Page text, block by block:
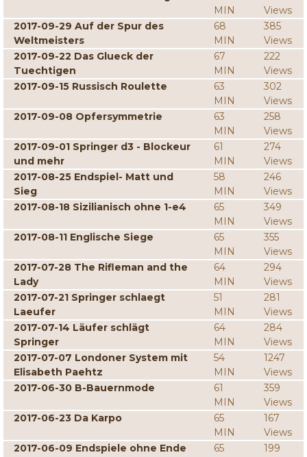
MIN
Views
2017-09-29 Auf der Spur des
Weltmeisters
68
MIN
385
Views
2017-09-22 Das Glueck der
Tuechtigen
67
MIN
222
Views
2017-09-15 Russisch Roulette
63
MIN
302
Views
2017-09-08 Opfersymmetrie
63
MIN
258
Views
2017-09-01 Springer d3 - Blockeur
und mehr
61
MIN
274
Views
2017-08-25 Endspiel- Matt und
Sieg
58
MIN
246
Views
2017-08-18 Sizilianisch ohne 1-e4
65
MIN
349
Views
2017-08-11 Englische Siege
65
MIN
355
Views
2017-07-28 The Rifleman and the
Lady
64
MIN
294
Views
2017-07-21 Springer schlaegt
Laeufer
51
MIN
281
Views
2017-07-14 Läufer schlägt
Springer
64
MIN
284
Views
2017-07-07 Londoner System mit
Elisabeth Paehtz
54
MIN
1247
Views
2017-06-30 B-Bauernmode
61
MIN
359
Views
2017-06-23 Da Karpo
65
MIN
167
Views
2017-06-09 Endspiele ohne Ende
65
199